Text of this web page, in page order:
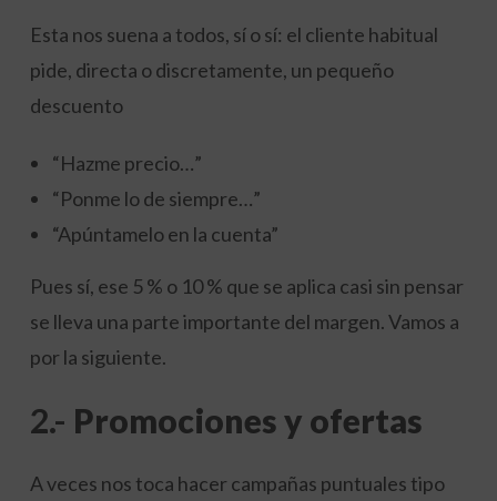
Esta nos suena a todos, sí o sí: el cliente habitual
pide, directa o discretamente, un pequeño
descuento
“Hazme precio…”
“Ponme lo de siempre…”
“Apúntamelo en la cuenta”
Pues sí, ese 5 % o 10 % que se aplica casi sin pensar
se lleva una parte importante del margen. Vamos a
por la siguiente.
2.- Promociones y ofertas
A veces nos toca hacer campañas puntuales tipo